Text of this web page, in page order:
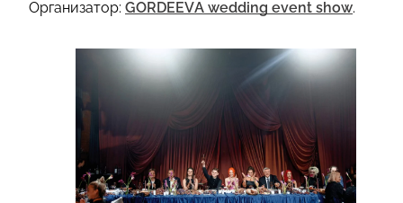
Организатор: GORDEEVA wedding event show.